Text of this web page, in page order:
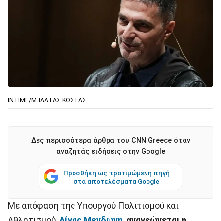
ΙΝΤΙΜΕ/ΜΠΑΛΤΑΣ ΚΩΣΤΑΣ
Δες περισσότερα άρθρα του CNN Greece όταν
αναζητάς ειδήσεις στην Google
Προσθήκη ως προτιμώμενη πηγή
στα αποτελέσματα Google
Με απόφαση της Υπουργού Πολιτισμού και